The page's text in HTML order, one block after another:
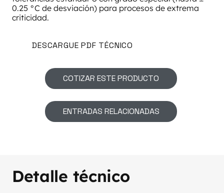
0.25 °C de desviación) para procesos de extrema
criticidad.
DESCARGUE PDF TÉCNICO
COTIZAR ESTE PRODUCTO
ENTRADAS RELACIONADAS
Detalle técnico